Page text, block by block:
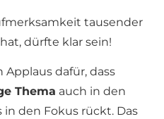
tausender
dürfte klar sein!
dafür, dass
Thema auch in den
den Fokus rückt. Das